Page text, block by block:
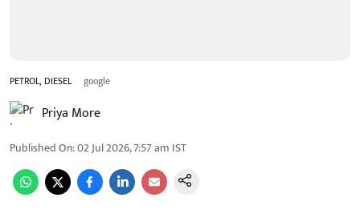
PETROL, DIESEL google
Priya More
Published On:02 Jul 2026, 7:57 am IST